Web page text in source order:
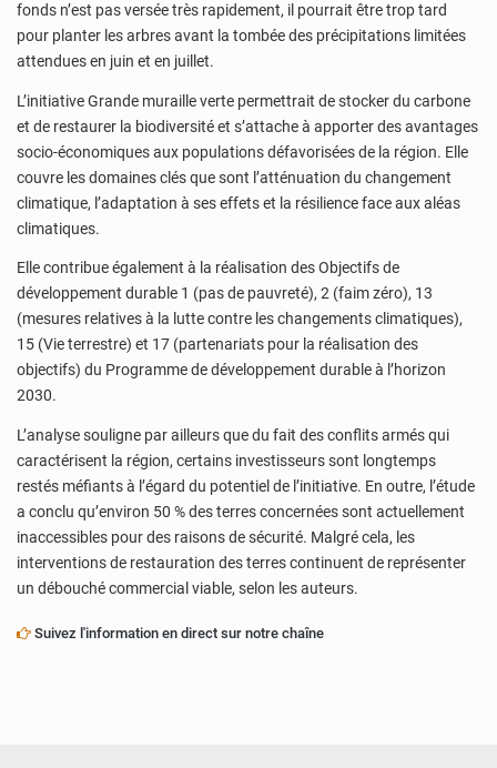
fonds n’est pas versée très rapidement, il pourrait être trop tard
pour planter les arbres avant la tombée des précipitations limitées
attendues en juin et en juillet.
L’initiative Grande muraille verte permettrait de stocker du carbone
et de restaurer la biodiversité et s’attache à apporter des avantages
socio-économiques aux populations défavorisées de la région. Elle
couvre les domaines clés que sont l’atténuation du changement
climatique, l’adaptation à ses effets et la résilience face aux aléas
climatiques.
Elle contribue également à la réalisation des Objectifs de
développement durable 1 (pas de pauvreté), 2 (faim zéro), 13
(mesures relatives à la lutte contre les changements climatiques),
15 (Vie terrestre) et 17 (partenariats pour la réalisation des
objectifs) du Programme de développement durable à l’horizon
2030.
L’analyse souligne par ailleurs que du fait des conflits armés qui
caractérisent la région, certains investisseurs sont longtemps
restés méfiants à l’égard du potentiel de l’initiative. En outre, l’étude
a conclu qu’environ 50 % des terres concernées sont actuellement
inaccessibles pour des raisons de sécurité. Malgré cela, les
interventions de restauration des terres continuent de représenter
un débouché commercial viable, selon les auteurs.
Suivez l'information en direct sur notre chaîne